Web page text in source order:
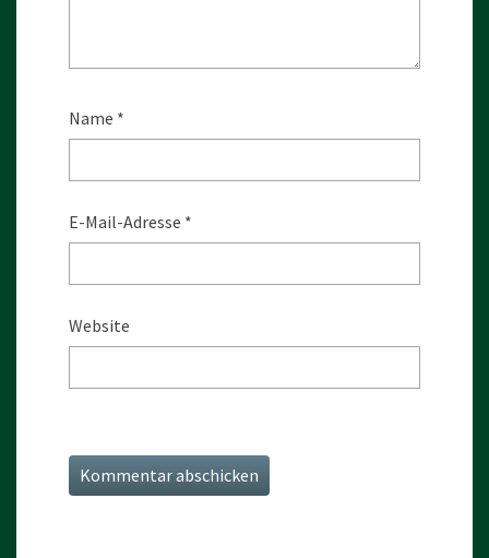
Name *
E-Mail-Adresse *
Website